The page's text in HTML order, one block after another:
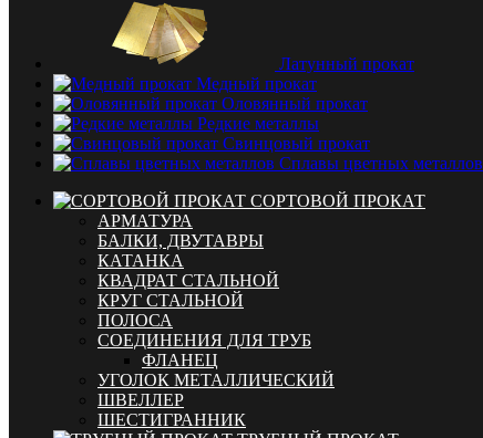
Латунный прокат
Медный прокат
Оловянный прокат
Редкие металлы
Свинцовый прокат
Сплавы цветных металлов
СОРТОВОЙ ПРОКАТ
АРМАТУРА
БАЛКИ, ДВУТАВРЫ
КАТАНКА
КВАДРАТ СТАЛЬНОЙ
КРУГ СТАЛЬНОЙ
ПОЛОСА
СОЕДИНЕНИЯ ДЛЯ ТРУБ
ФЛАНЕЦ
УГОЛОК МЕТАЛЛИЧЕСКИЙ
ШВЕЛЛЕР
ШЕСТИГРАННИК